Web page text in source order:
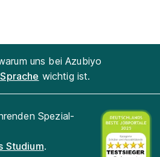
uns bei Azubiyo
wichtig ist.
Spezial-
Studium.